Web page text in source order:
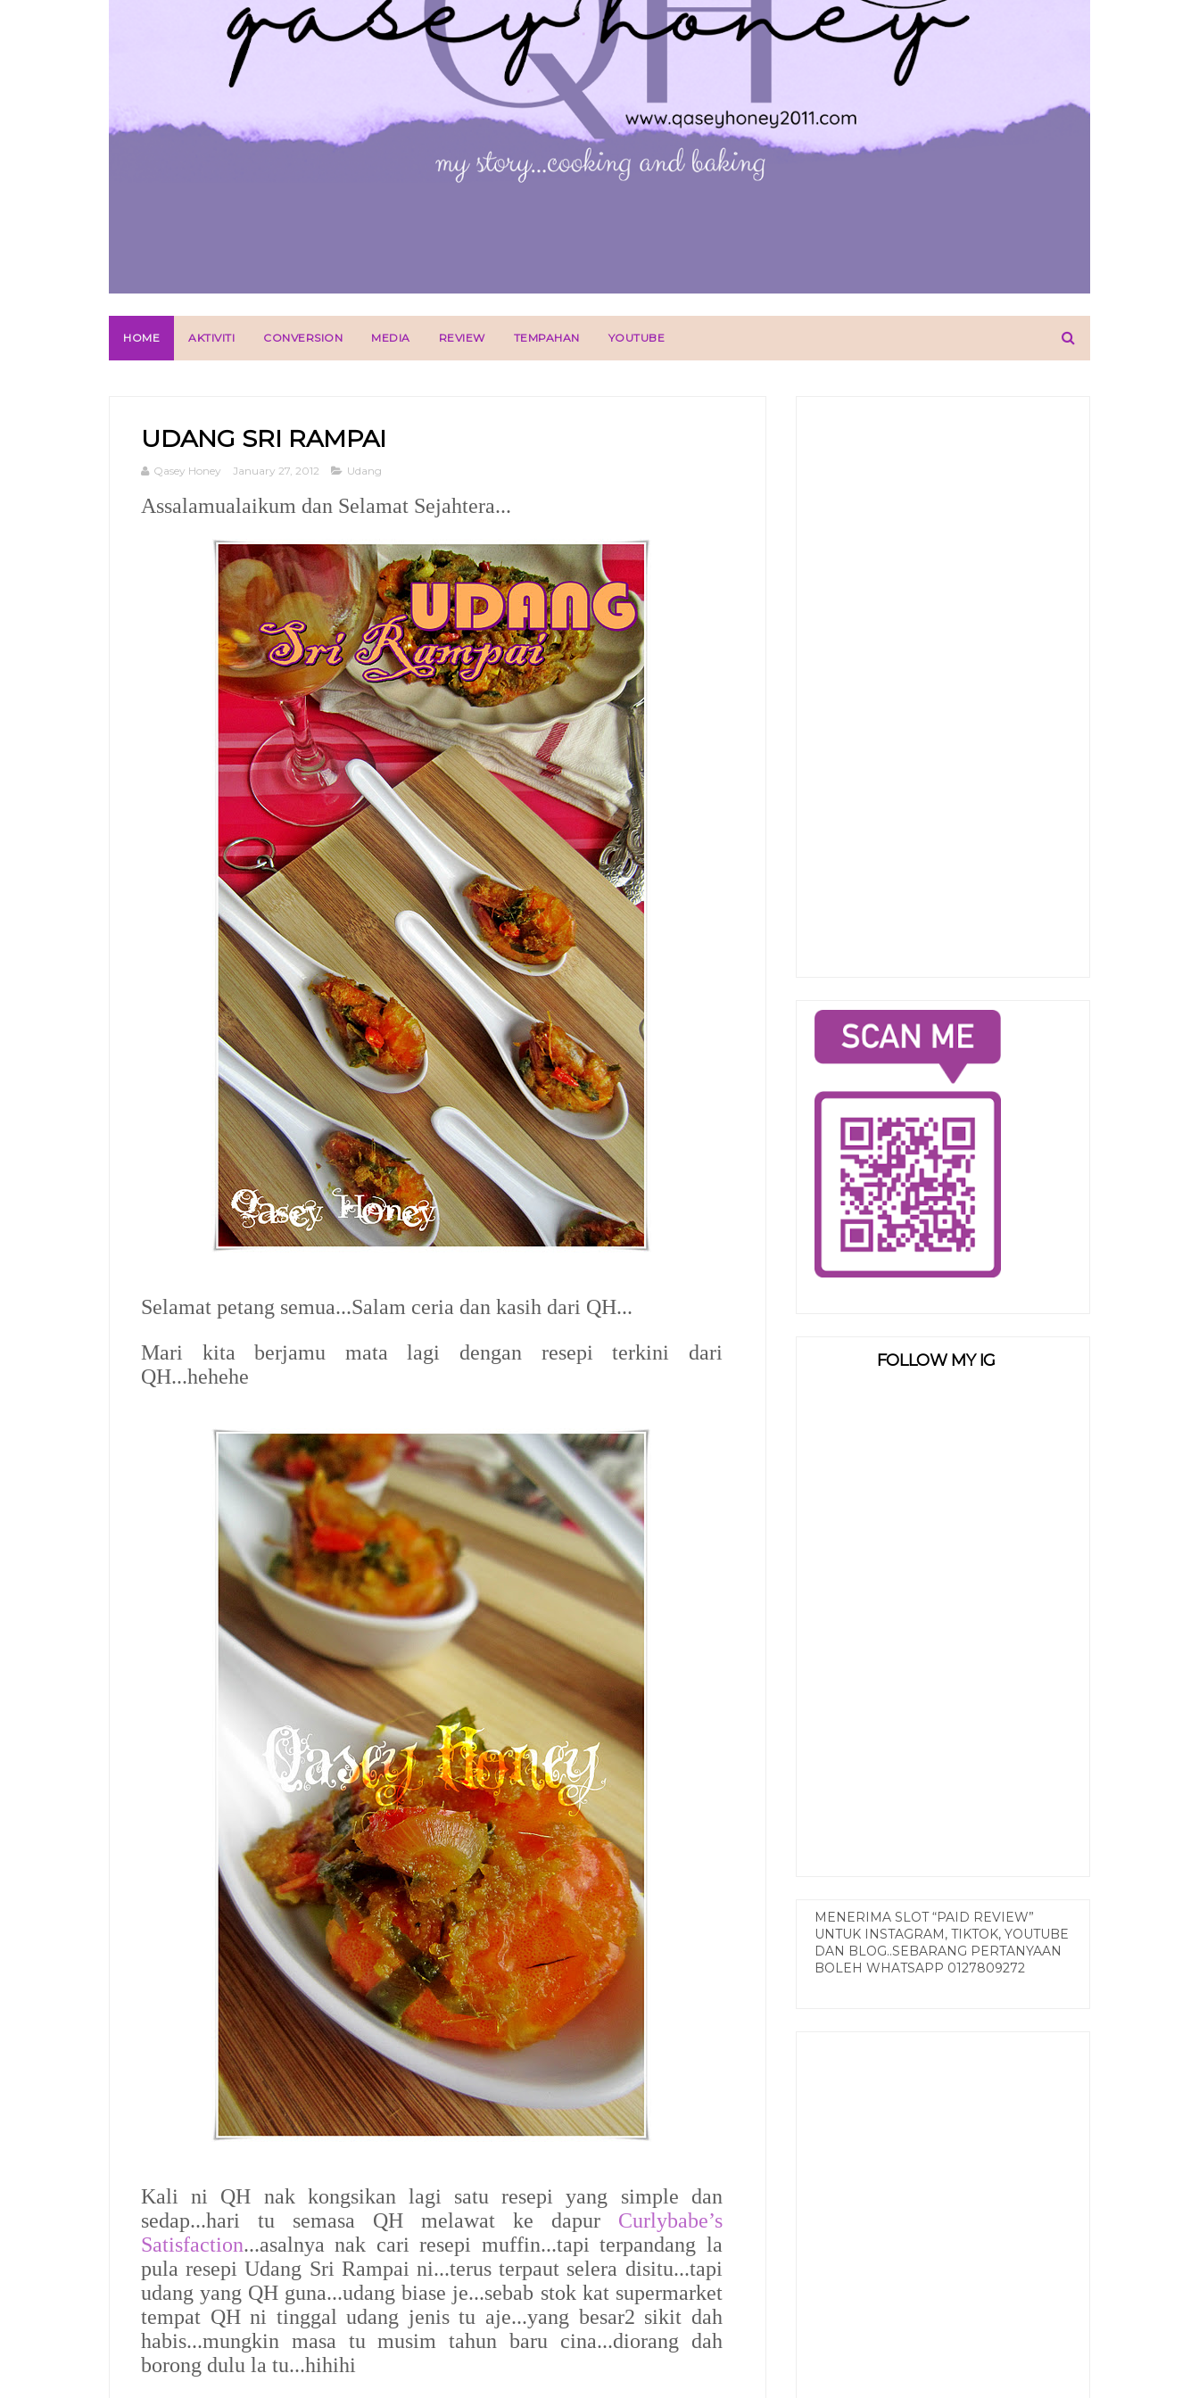
HOME AKTIVITI CONVERSION MEDIA REVIEW TEMPAHAN YOUTUBE
UDANG SRI RAMPAI
Qasey Honey January 27, 2012 Udang
Assalamualaikum dan Selamat Sejahtera...
Selamat petang semua...Salam ceria dan kasih dari QH...
Mari kita berjamu mata lagi dengan resepi terkini dari
QH...hehehe
Kali ni QH nak kongsikan lagi satu resepi yang simple dan
sedap...hari tu semasa QH melawat ke dapur Curlybabe’s
Satisfaction...asalnya nak cari resepi muffin...tapi terpandang la
pula resepi Udang Sri Rampai ni...terus terpaut selera disitu...tapi
udang yang QH guna...udang biase je...sebab stok kat supermarket
tempat QH ni tinggal udang jenis tu aje...yang besar2 sikit dah
habis...mungkin masa tu musim tahun baru cina...diorang dah
borong dulu la tu...hihihi
FOLLOW MY IG
MENERIMA SLOT “PAID REVIEW”
UNTUK INSTAGRAM, TIKTOK, YOUTUBE
DAN BLOG..SEBARANG PERTANYAAN
BOLEH WHATSAPP 0127809272